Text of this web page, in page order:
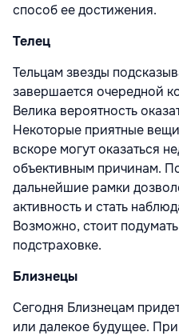
способ ее достижения.
Телец
Тельцам звезды
завершается очередной
Велика вероятность
Некоторые приятные
вскоре могут оказаться
объективным причинам.
дальнейшие рамки
активность и стать
Возможно, стоит
подстраховке.
Близнецы
Сегодня Близнецам
или далекое будущее.